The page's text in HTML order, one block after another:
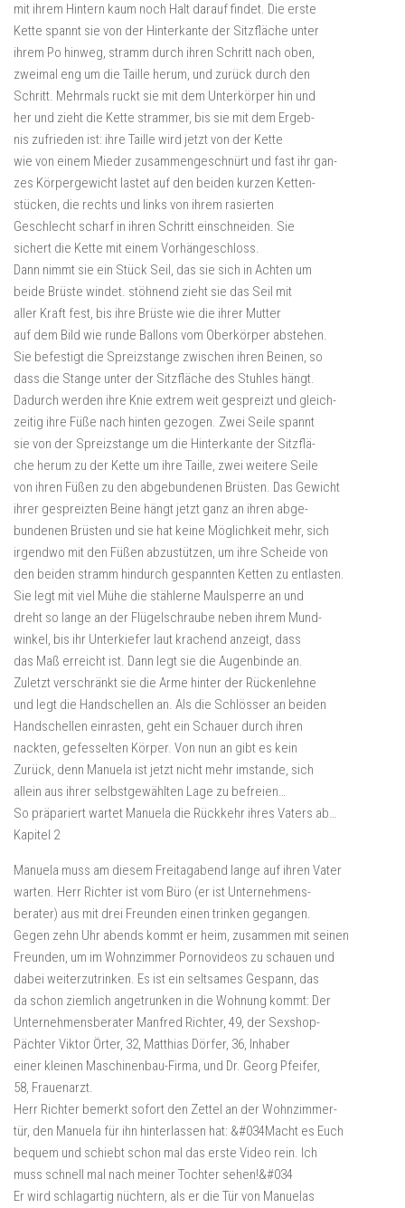
mit ihrem Hintern kaum noch Halt darauf findet. Die erste
Kette spannt sie von der Hinterkante der Sitzfläche unter
ihrem Po hinweg, stramm durch ihren Schritt nach oben,
zweimal eng um die Taille herum, und zurück durch den
Schritt. Mehrmals ruckt sie mit dem Unterkörper hin und
her und zieht die Kette strammer, bis sie mit dem Ergeb-
nis zufrieden ist: ihre Taille wird jetzt von der Kette
wie von einem Mieder zusammengeschnürt und fast ihr gan-
zes Körpergewicht lastet auf den beiden kurzen Ketten-
stücken, die rechts und links von ihrem rasierten
Geschlecht scharf in ihren Schritt einschneiden. Sie
sichert die Kette mit einem Vorhängeschloss.
Dann nimmt sie ein Stück Seil, das sie sich in Achten um
beide Brüste windet. stöhnend zieht sie das Seil mit
aller Kraft fest, bis ihre Brüste wie die ihrer Mutter
auf dem Bild wie runde Ballons vom Oberkörper abstehen.
Sie befestigt die Spreizstange zwischen ihren Beinen, so
dass die Stange unter der Sitzfläche des Stuhles hängt.
Dadurch werden ihre Knie extrem weit gespreizt und gleich-
zeitig ihre Füße nach hinten gezogen. Zwei Seile spannt
sie von der Spreizstange um die Hinterkante der Sitzflä-
che herum zu der Kette um ihre Taille, zwei weitere Seile
von ihren Füßen zu den abgebundenen Brüsten. Das Gewicht
ihrer gespreizten Beine hängt jetzt ganz an ihren abge-
bundenen Brüsten und sie hat keine Möglichkeit mehr, sich
irgendwo mit den Füßen abzustützen, um ihre Scheide von
den beiden stramm hindurch gespannten Ketten zu entlasten.
Sie legt mit viel Mühe die stählerne Maulsperre an und
dreht so lange an der Flügelschraube neben ihrem Mund-
winkel, bis ihr Unterkiefer laut krachend anzeigt, dass
das Maß erreicht ist. Dann legt sie die Augenbinde an.
Zuletzt verschränkt sie die Arme hinter der Rückenlehne
und legt die Handschellen an. Als die Schlösser an beiden
Handschellen einrasten, geht ein Schauer durch ihren
nackten, gefesselten Körper. Von nun an gibt es kein
Zurück, denn Manuela ist jetzt nicht mehr imstande, sich
allein aus ihrer selbstgewählten Lage zu befreien…
So präpariert wartet Manuela die Rückkehr ihres Vaters ab…
Kapitel 2
Manuela muss am diesem Freitagabend lange auf ihren Vater
warten. Herr Richter ist vom Büro (er ist Unternehmens-
berater) aus mit drei Freunden einen trinken gegangen.
Gegen zehn Uhr abends kommt er heim, zusammen mit seinen
Freunden, um im Wohnzimmer Pornovideos zu schauen und
dabei weiterzutrinken. Es ist ein seltsames Gespann, das
da schon ziemlich angetrunken in die Wohnung kommt: Der
Unternehmensberater Manfred Richter, 49, der Sexshop-
Pächter Viktor Örter, 32, Matthias Dörfer, 36, Inhaber
einer kleinen Maschinenbau-Firma, und Dr. Georg Pfeifer,
58, Frauenarzt.
Herr Richter bemerkt sofort den Zettel an der Wohnzimmer-
tür, den Manuela für ihn hinterlassen hat: &#034Macht es Euch
bequem und schiebt schon mal das erste Video rein. Ich
muss schnell mal nach meiner Tochter sehen!&#034
Er wird schlagartig nüchtern, als er die Tür von Manuelas